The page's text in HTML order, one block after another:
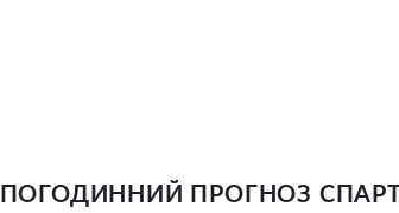
ПОГОДИННИЙ ПРОГНОЗ